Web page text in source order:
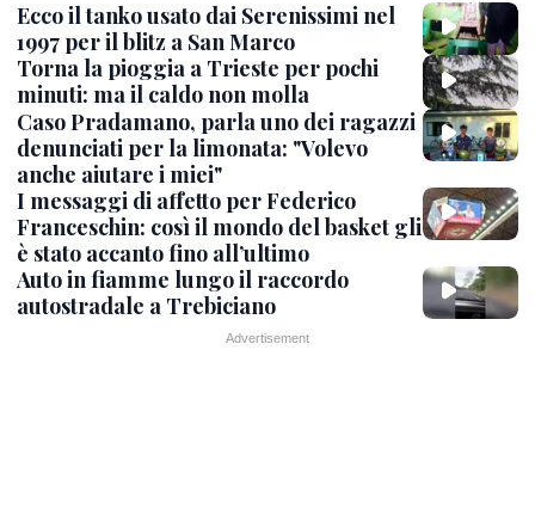
Ecco il tanko usato dai Serenissimi nel
1997 per il blitz a San Marco
Torna la pioggia a Trieste per pochi
minuti: ma il caldo non molla
Caso Pradamano, parla uno dei ragazzi
denunciati per la limonata: "Volevo
anche aiutare i miei"
I messaggi di affetto per Federico
Franceschin: così il mondo del basket gli
è stato accanto fino all’ultimo
Auto in fiamme lungo il raccordo
autostradale a Trebiciano